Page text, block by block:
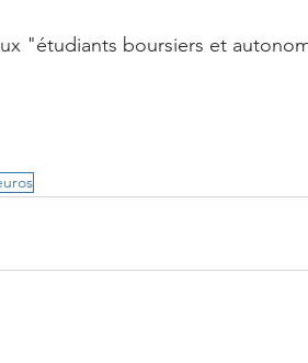
"étudiants boursiers et